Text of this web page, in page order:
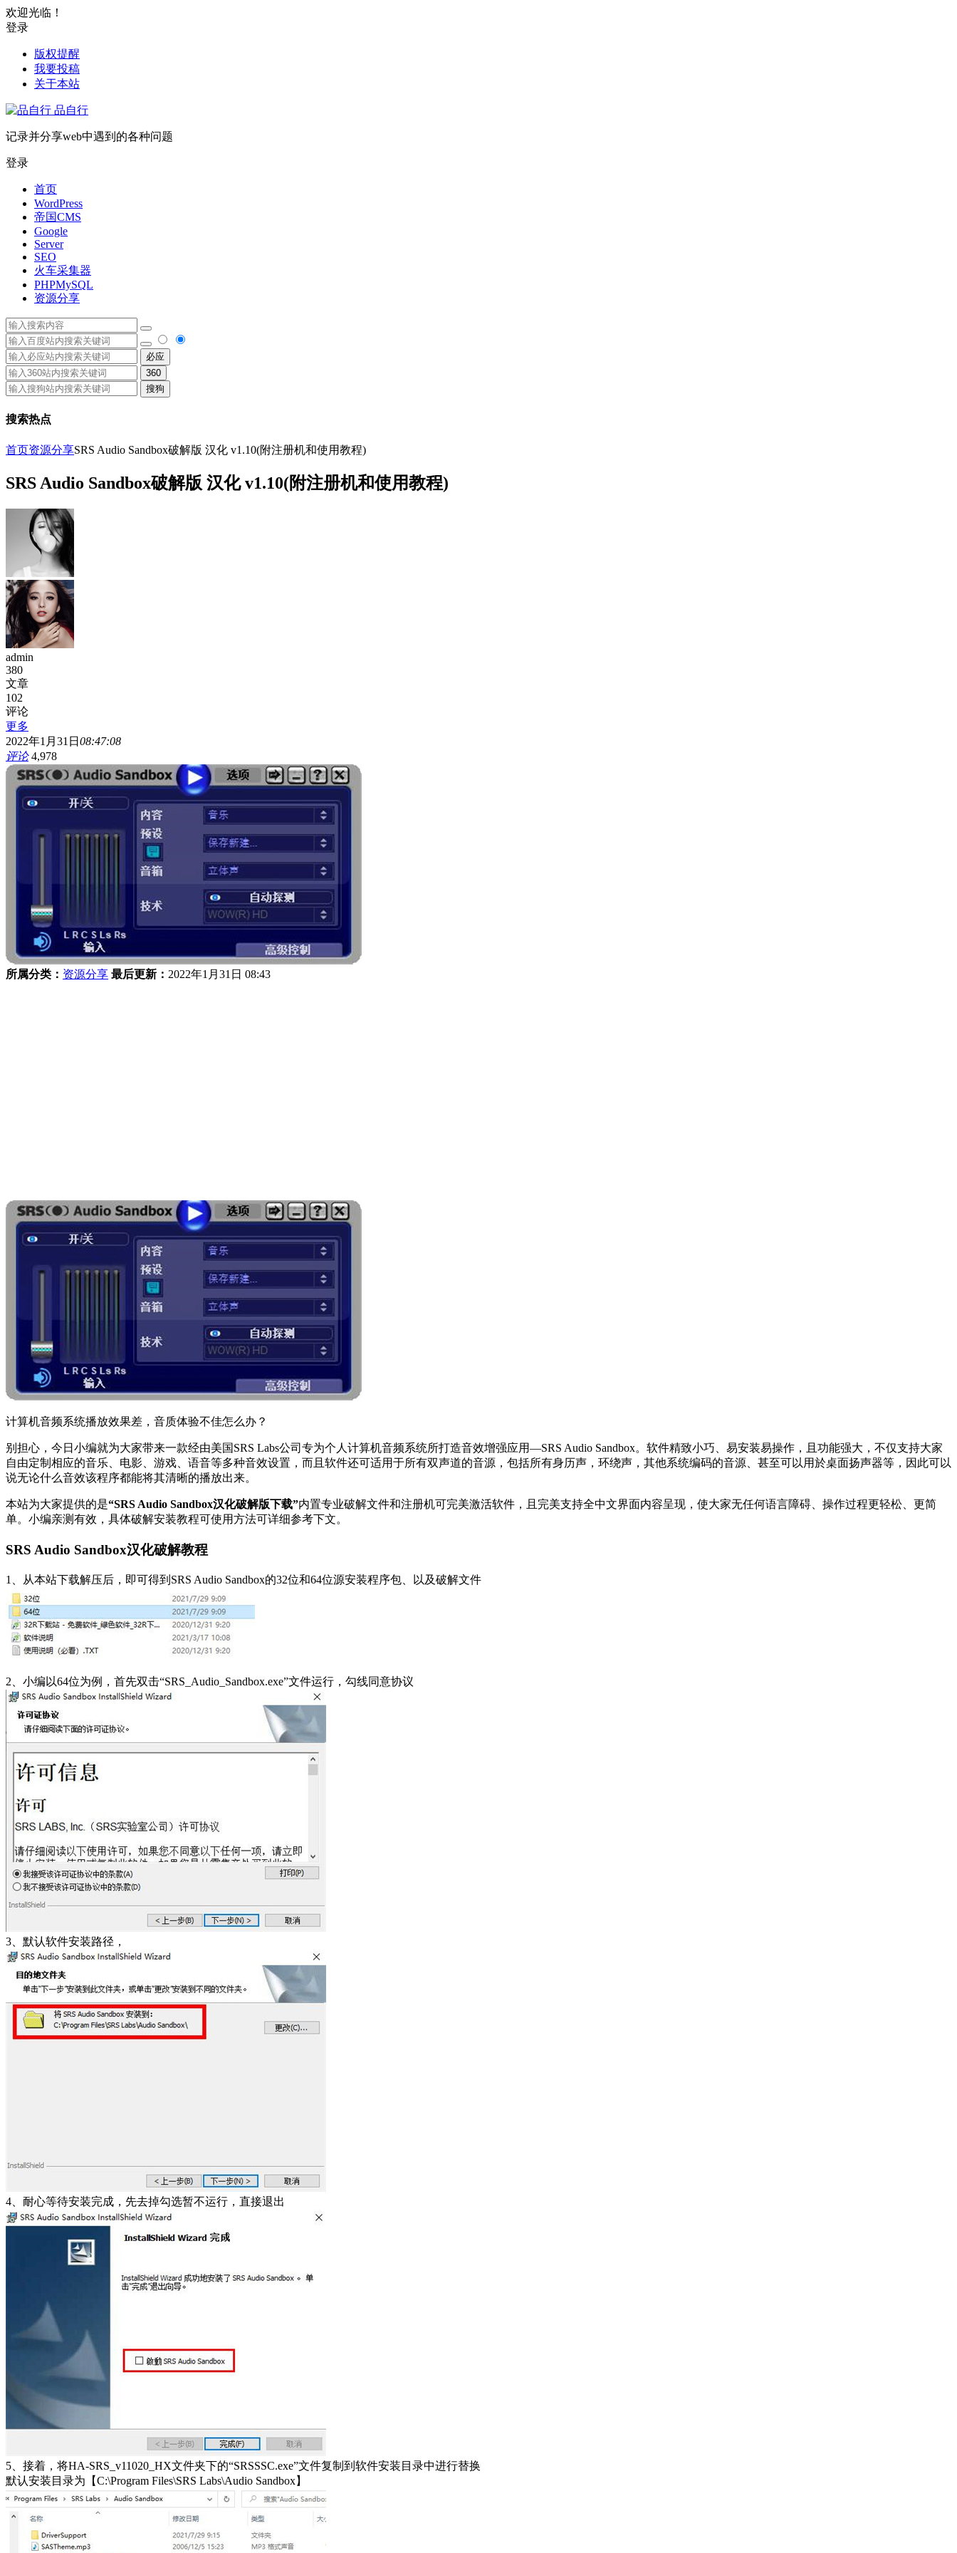
欢迎光临！
登录
版权提醒
我要投稿
关于本站
品自行
记录并分享web中遇到的各种问题
登录
首页
WordPress
帝国CMS
Google
Server
SEO
火车采集器
PHPMySQL
资源分享
必应
360
搜狗
搜索热点
首页资源分享SRS Audio Sandbox破解版 汉化 v1.10(附注册机和使用教程)
SRS Audio Sandbox破解版 汉化 v1.10(附注册机和使用教程)
admin
380
文章
102
评论
更多
2022年1月31日 08:47:08
评论4,978
所属分类： 资源分享 最后更新： 2022年1月31日 08:43
计算机音频系统播放效果差，音质体验不佳怎么办？
别担心，今日小编就为大家带来一款经由美国SRS Labs公司专为个人计算机音频系统所打造音效增强应用—SRS Audio Sandbox。软件精致小巧、易安装易操作，且功能强大，不仅支持大家
自由定制相应的音乐、电影、游戏、语音等多种音效设置，而且软件还可适用于所有双声道的音源，包括所有身历声，环绕声，其他系统编码的音源、甚至可以用於桌面扬声器等，因此可以
说无论什么音效该程序都能将其清晰的播放出来。
本站为大家提供的是“SRS Audio Sandbox汉化破解版下载”内置专业破解文件和注册机可完美激活软件，且完美支持全中文界面内容呈现，使大家无任何语言障碍、操作过程更轻松、更简
单。小编亲测有效，具体破解安装教程可使用方法可详细参考下文。
SRS Audio Sandbox汉化破解教程
1、从本站下载解压后，即可得到SRS Audio Sandbox的32位和64位源安装程序包、以及破解文件
2、小编以64位为例，首先双击“SRS_Audio_Sandbox.exe”文件运行，勾线同意协议
3、默认软件安装路径，
4、耐心等待安装完成，先去掉勾选暂不运行，直接退出
5、接着，将HA-SRS_v11020_HX文件夹下的“SRSSSC.exe”文件复制到软件安装目录中进行替换
默认安装目录为【C:\Program Files\SRS Labs\Audio Sandbox】